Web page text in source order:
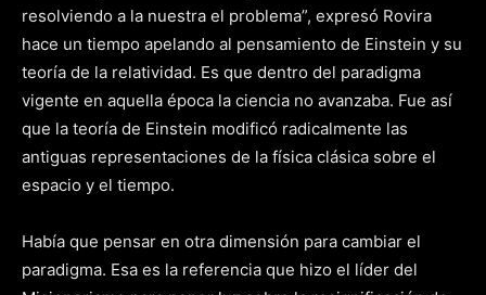
resolviendo a la nuestra el problema”, expresó Rovira
hace un tiempo apelando al pensamiento de Einstein y su
teoría de la relatividad. Es que dentro del paradigma
vigente en aquella época la ciencia no avanzaba. Fue así
que la teoría de Einstein modificó radicalmente las
antiguas representaciones de la física clásica sobre el
espacio y el tiempo.
Había que pensar en otra dimensión para cambiar el
paradigma. Esa es la referencia que hizo el líder del